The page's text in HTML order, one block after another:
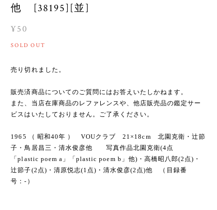
他 [38195][並]
¥50
SOLD OUT
売り切れました。
販売済商品についてのご質問にはお答えいたしかねます。
また、当店在庫商品のレファレンスや、他店販売品の鑑定サー
ビスはいたしておりません。ご了承ください。
1965 （ 昭和40年 ） VOUクラブ 21×18cm 北園克衛・辻節
子・鳥居昌三・清水俊彦他 写真作品北園克衛(4点
「plastic poem a」「plastic poem b」他)・高橋昭八郎(2点)・
辻節子(2点)・清原悦志(1点)・清水俊彦(2点)他 （目録番
号：-）